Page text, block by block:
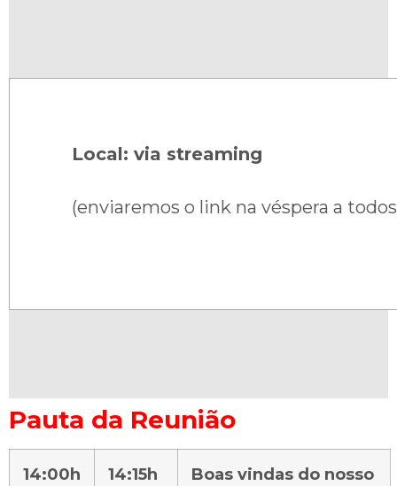
Local: via streaming
(enviaremos o link na véspera a
Pauta da Reunião
14:00h 14:15h
Boas vindas do nosso